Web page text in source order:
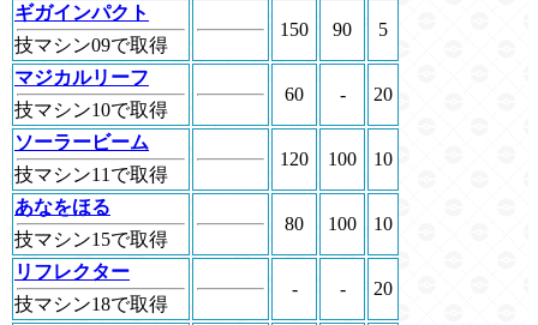
ギガインパクト
技マシン09で取得
150 90 5
マジカルリーフ
技マシン10で取得
60 - 20
ソーラービーム
技マシン11で取得
120 100 10
あなをほる
技マシン15で取得
80 100 10
リフレクター
技マシン18で取得
- - 20